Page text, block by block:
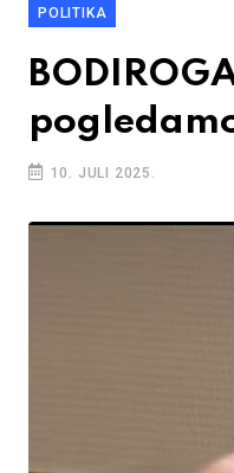
POLITIKA
10. JULI 2025.